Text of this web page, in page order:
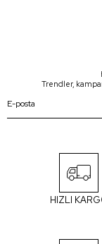
Trendler,
HIZLI